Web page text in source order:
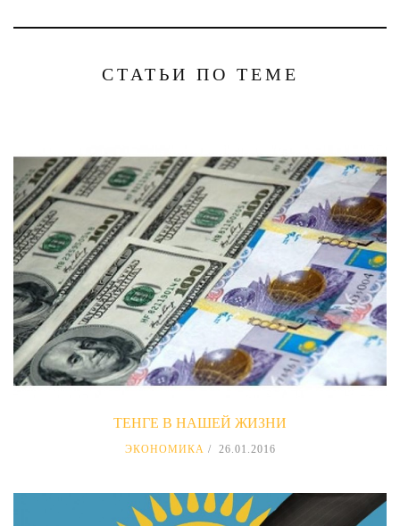
СТАТЬИ ПО ТЕМЕ
ТЕНГЕ В НАШЕЙ ЖИЗНИ
ЭКОНОМИКА 26.01.2016